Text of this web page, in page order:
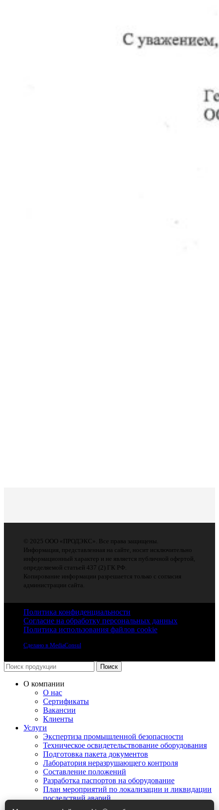
© 2025 ООО «ПРОДЭКС». Все права защищены.
Информация, представленная на сайте, носит исключительно
информационный характер и не является публичной офертой,
определяемой статьей 437 (2) ГК РФ.
Копирование информации разрешается только с согласия
администрации сайта.
Политика конфиденциальности
Согласие на обработку персональных данных
Политика использования файлов cookie
Сделано в MediaConsul
Поиск
О компании
О нас
Сертификаты
Вакансии
Клиенты
Услуги
Экспертиза промышленной безопасности
Техническое освидетельствование оборудования
Подготовка пакета документов
Лаборатория неразрушающего контроля
Составление положений
Разработка паспортов на оборудование
План мероприятий по локализации и ликвидации
последствий аварий